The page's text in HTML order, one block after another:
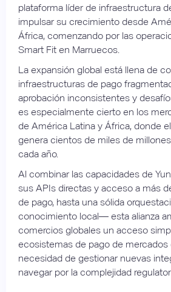
plataforma líder de infraestructura
impulsar su crecimiento desde
África, comenzando por las
Smart Fit en Marruecos.
La expansión global está llena de
infraestructuras de pago
aprobación inconsistentes y
es especialmente cierto en los
de América Latina y África, donde
genera cientos de miles de
cada año.
Al combinar las capacidades de
sus APIs directas y acceso a más
de pago, hasta una sólida
conocimiento local— esta alianza
comercios globales un acceso
ecosistemas de pago de mercados
necesidad de gestionar nuevas
navegar por la complejidad